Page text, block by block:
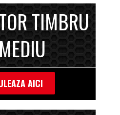
TIMBRU
AICI